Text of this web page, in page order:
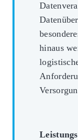
hinaus